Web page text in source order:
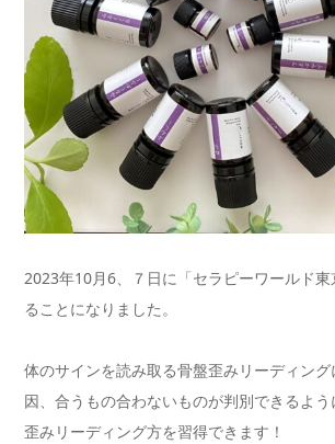
2023年10月6、７日に「セラピーワールド
ることになりました。
体のサインを読み取る骨盤歪みリーディン
因、合うもの合わないものが判別できるよ
歪みリーディング方を習得できます！